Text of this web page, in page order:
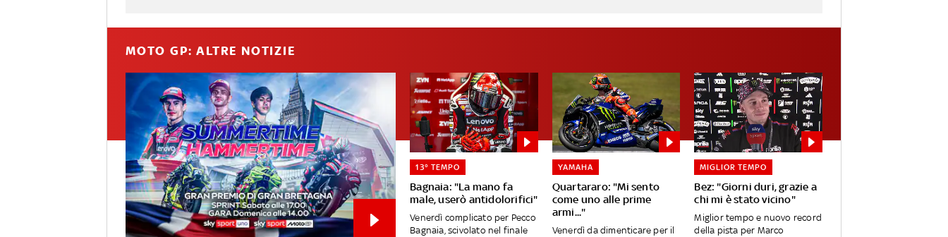
MOTO GP: ALTRE NOTIZIE
Bagnaia: "La mano fa
male, userò antidolorifici"
13° TEMPO
Venerdì complicato per Pecco
Bagnaia, scivolato nel finale
Quartararo: "Mi sento
come uno alle prime
armi..."
YAMAHA
Venerdì da dimenticare per il
Bez: "Giorni duri, grazie a
chi mi è stato vicino"
MIGLIOR TEMPO
Miglior tempo e nuovo record
della pista per Marco